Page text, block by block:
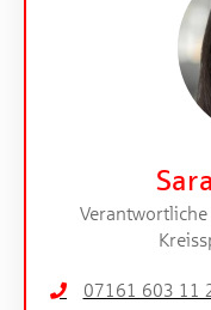
07161 603 11